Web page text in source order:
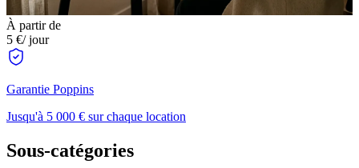
À partir de
5 €/ jour
Garantie Poppins
Jusqu'à 5 000 € sur chaque location
Sous-catégories